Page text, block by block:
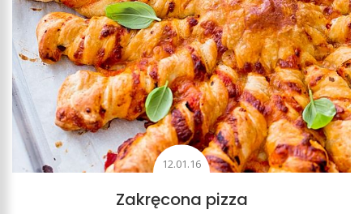
12.01.16
Zakręcona pizza